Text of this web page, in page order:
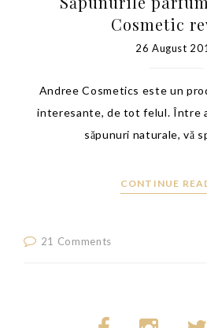
Cosmetic
26 August
Andree Cosmetics este un
interesante, de tot felul. Între
săpunuri naturale, vă
CONTINUE
21 Comments